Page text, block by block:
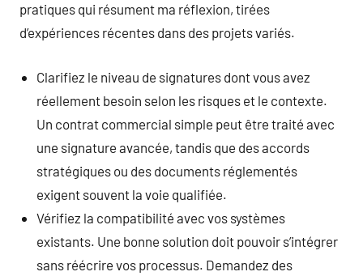
pratiques qui résument ma réflexion, tirées
d’expériences récentes dans des projets variés.
Clarifiez le niveau de signatures dont vous avez
réellement besoin selon les risques et le contexte.
Un contrat commercial simple peut être traité avec
une signature avancée, tandis que des accords
stratégiques ou des documents réglementés
exigent souvent la voie qualifiée.
Vérifiez la compatibilité avec vos systèmes
existants. Une bonne solution doit pouvoir s’intégrer
sans réécrire vos processus. Demandez des